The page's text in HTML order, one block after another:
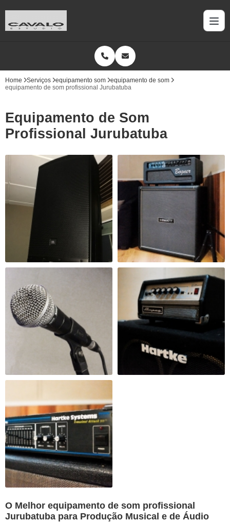
Home Serviços equipamento som
equipamento de som
equipamento de som profissional Jurubatuba
Equipamento de Som
Profissional Jurubatuba
O Melhor equipamento de som profissional
Jurubatuba para Produção Musical e de Áudio